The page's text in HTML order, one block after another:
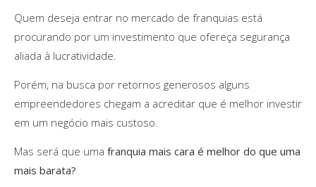
Quem deseja entrar no mercado de franquias está
procurando por um investimento que ofereça segurança
aliada à lucratividade.
Porém, na busca por retornos generosos alguns
empreendedores chegam a acreditar que é melhor investir
em um negócio mais custoso.
Mas será que uma franquia mais cara é melhor do que uma
mais barata?